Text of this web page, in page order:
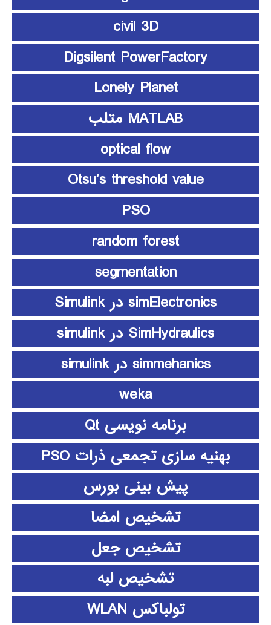
civil 3D
Digsilent PowerFactory
Lonely Planet
MATLAB متلب
optical flow
Otsu’s threshold value
PSO
random forest
segmentation
simElectronics در Simulink
SimHydraulics در simulink
simmehanics در simulink
weka
برنامه نویسی Qt
بهنیه سازی تجمعی ذرات PSO
پیش بینی بورس
تشخیص امضا
تشخیص جعل
تشخیص لبه
تولباکس WLAN